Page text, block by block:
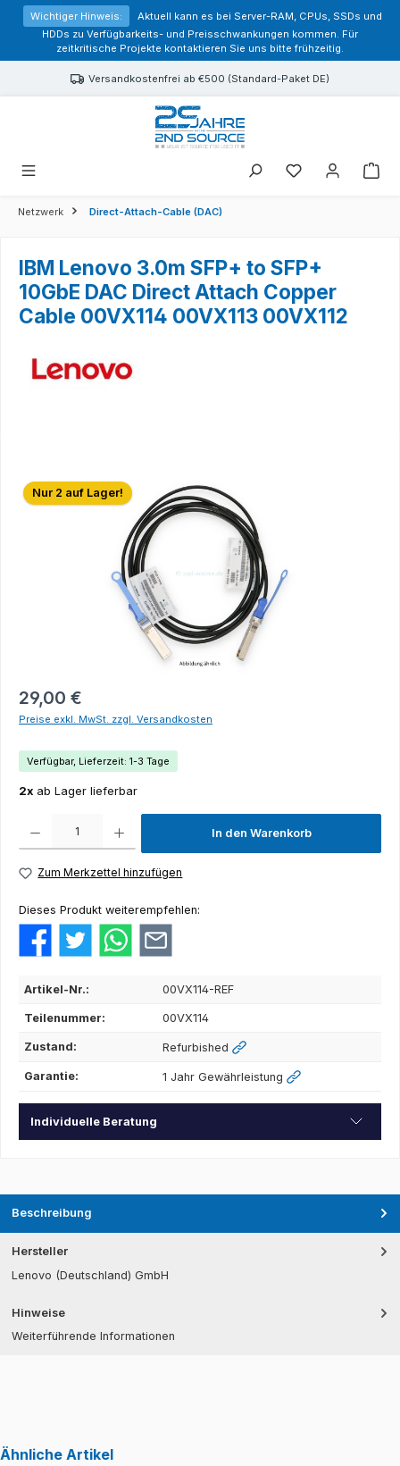
springen
Wichtiger Hinweis:
Aktuell kann es bei Server-RAM, CPUs, SSDs und
HDDs zu Verfügbarkeits- und Preisschwankungen kommen. Für
zeitkritische Projekte kontaktieren Sie uns bitte frühzeitig.
Versandkostenfrei ab €500 (Standard-Paket DE)
Sie haben 0
Netzwerk Direct-Attach-Cable (DAC)
IBM Lenovo 3.0m SFP+ to SFP+
10GbE DAC Direct Attach Copper
Cable 00VX114 00VX113 00VX112
Bildergalerie überspringen
Nur 2 auf Lager!
29,00 €
Preise exkl. MwSt. zzgl. Versandkosten
Verfügbar, Lieferzeit: 1-3 Tage
2x ab Lager lieferbar
In den Warenkorb
Zum Merkzettel hinzufügen
Dieses Produkt weiterempfehlen:
Artikel-Nr.: 00VX114-REF
Teilenummer: 00VX114
Zustand: Refurbished
Garantie: 1 Jahr Gewährleistung
Individuelle Beratung
Beschreibung
Hersteller
Lenovo (Deutschland) GmbH
Hinweise
Weiterführende Informationen
Ähnliche Artikel